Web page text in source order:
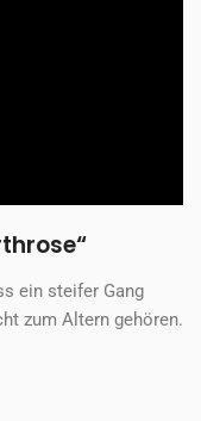
ein steifer Gang
zum Altern gehören.